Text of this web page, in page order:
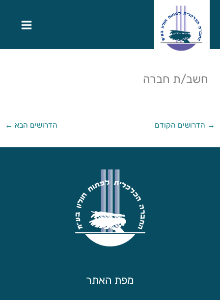
חשב/ת חברה
→ הדרושים הקודם הדרושים הבא ←
מפת האתר